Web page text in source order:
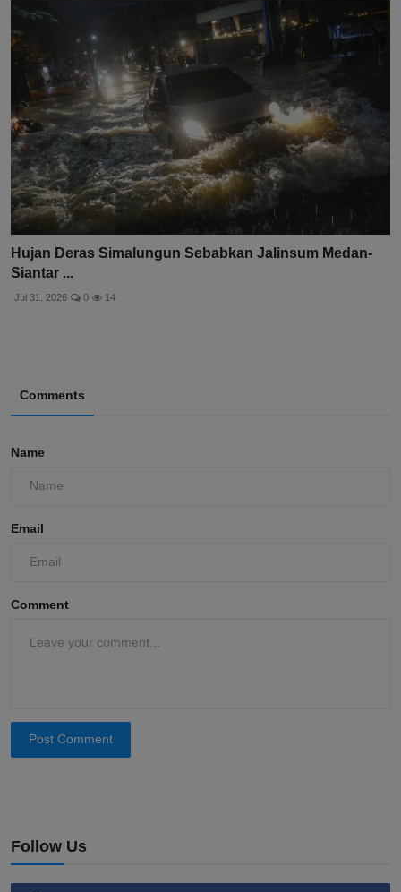
Hujan Deras Simalungun Sebabkan Jalinsum Medan-
Siantar ...
Jul 31, 2026 0 14
Comments
Name
Email
Comment
Post Comment
Follow Us